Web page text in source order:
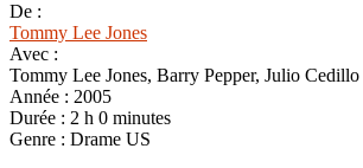
De :
Tommy Lee Jones
Avec :
Tommy Lee Jones, Barry Pepper, Julio Cedillo
Année : 2005
Durée : 2 h 0 minutes
Genre : Drame US